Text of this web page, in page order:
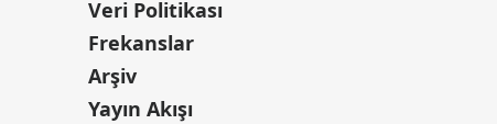
Veri Politikası
Frekanslar
Arşiv
Yayın Akışı